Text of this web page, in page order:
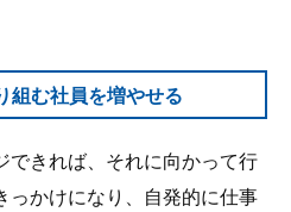
組む社員を増やせる
できれば、それに向かって行
っかけになり、自発的に仕事